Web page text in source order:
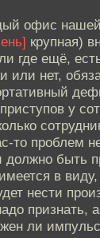
офис нашей
крупная)
где ещё,
или нет,
у
то проблем
быть
в виду,
нести
признать,
ли